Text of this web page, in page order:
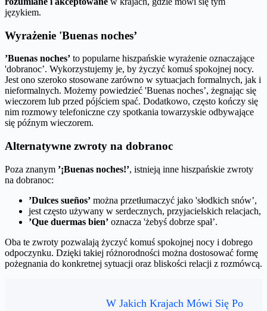
językiem.
Wyrażenie 'Buenas noches’
’Buenas noches’ to popularne hiszpańskie wyrażenie oznaczające
'dobranoc’. Wykorzystujemy je, by życzyć komuś spokojnej nocy.
Jest ono szeroko stosowane zarówno w sytuacjach formalnych, jak i
nieformalnych. Możemy powiedzieć 'Buenas noches’, żegnając się
wieczorem lub przed pójściem spać. Dodatkowo, często kończy się
nim rozmowy telefoniczne czy spotkania towarzyskie odbywające
się późnym wieczorem.
Alternatywne zwroty na dobranoc
Poza znanym ’¡Buenas noches!’, istnieją inne hiszpańskie zwroty
na dobranoc:
’Dulces sueños’ można przetłumaczyć jako 'słodkich snów’,
jest często używany w serdecznych, przyjacielskich relacjach,
’Que duermas bien’ oznacza 'żebyś dobrze spał’.
Oba te zwroty pozwalają życzyć komuś spokojnej nocy i dobrego
odpoczynku. Dzięki takiej różnorodności można dostosować formę
pożegnania do konkretnej sytuacji oraz bliskości relacji z rozmówcą.
W Jakich Krajach Mówi Się Po